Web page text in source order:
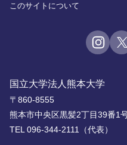
国立大学法人熊本大学
〒860-8555
熊本市中央区黒髪2丁目39番1
TEL 096-344-2111（代表）
このサイトについて